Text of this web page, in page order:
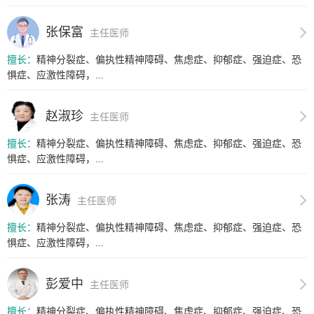
张保富 主任医师
擅长： 精神分裂症、偏执性精神障碍、焦虑症、抑郁症、强迫症、恐
惧症、应激性障碍，...
赵淑珍 主任医师
擅长： 精神分裂症、偏执性精神障碍、焦虑症、抑郁症、强迫症、恐
惧症、应激性障碍，...
张涛 主任医师
擅长： 精神分裂症、偏执性精神障碍、焦虑症、抑郁症、强迫症、恐
惧症、应激性障碍，...
彭爱中 主任医师
擅长： 精神分裂症、偏执性精神障碍、焦虑症、抑郁症、强迫症、恐